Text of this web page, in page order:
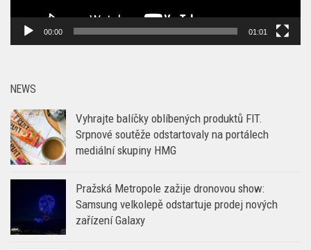
00:00 01:01
NEWS
Vyhrajte balíčky oblíbených produktů FIT.
Srpnové soutěže odstartovaly na portálech
mediální skupiny HMG
Pražská Metropole zažije dronovou show:
Samsung velkolepě odstartuje prodej nových
zařízení Galaxy